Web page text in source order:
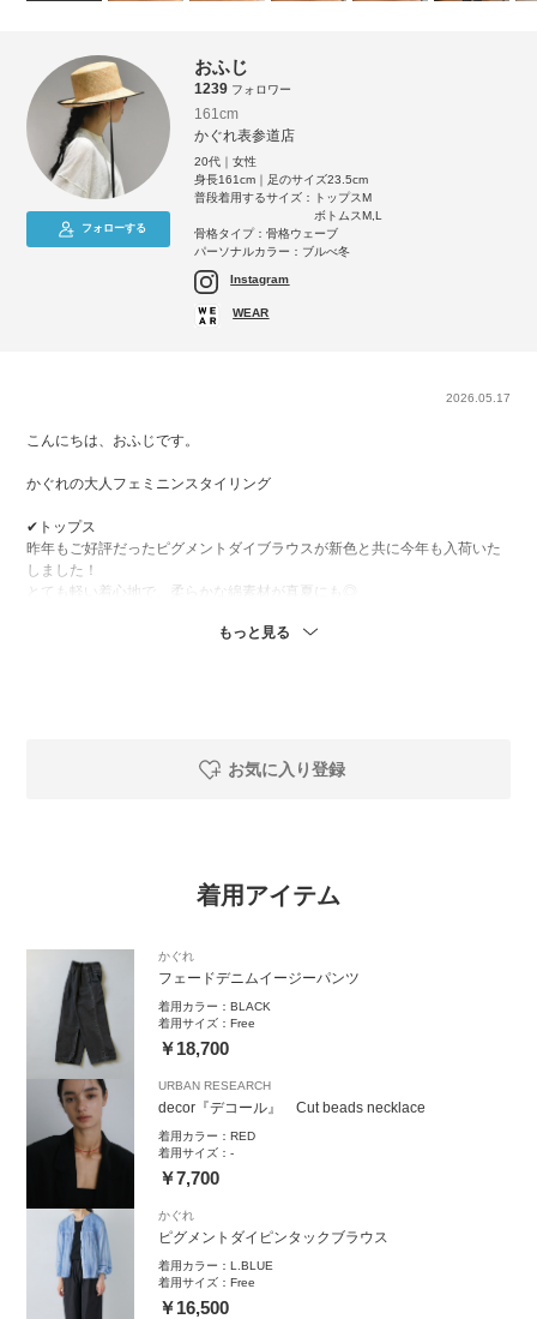
フォローする
おふじ
1239 フォロワー
161cm
かぐれ表参道店
20代｜女性
身長161cm｜足のサイズ23.5cm
普段着用するサイズ：
トップスM
ボトムスM,L
骨格タイプ：骨格ウェーブ
パーソナルカラー：ブルべ冬
Instagram
WEAR
2026.05.17
こんにちは、おふじです。
かぐれの大人フェミニンスタイリング
✔トップス
昨年もご好評だったピグメントダイブラウスが新色と共に今年も入荷いた
しました！
とても軽い着心地で、柔らかな綿素材が真夏にも◎
あとで見返しやすくなります。
instagramも良かったらのぞきにきてくださいね。
アカウント名 ofuji.ga_ です♡
コメント欄やＤＭでお問い合わせ頂きますと返信させて頂きます^ ^
もっと見る
お気に入り登録
着用アイテム
かぐれ
フェードデニムイージーパンツ
着用カラー：BLACK
着用サイズ：Free
￥18,700
URBAN RESEARCH
decor『デコール』 Cut beads necklace
着用カラー：RED
着用サイズ：-
￥7,700
かぐれ
ピグメントダイピンタックブラウス
着用カラー：L.BLUE
着用サイズ：Free
￥16,500